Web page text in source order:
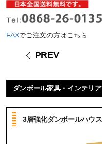
FAXでご注文の方はこちら
PREV
ダンボール家具・インテリア
3層強化ダンボールハウス